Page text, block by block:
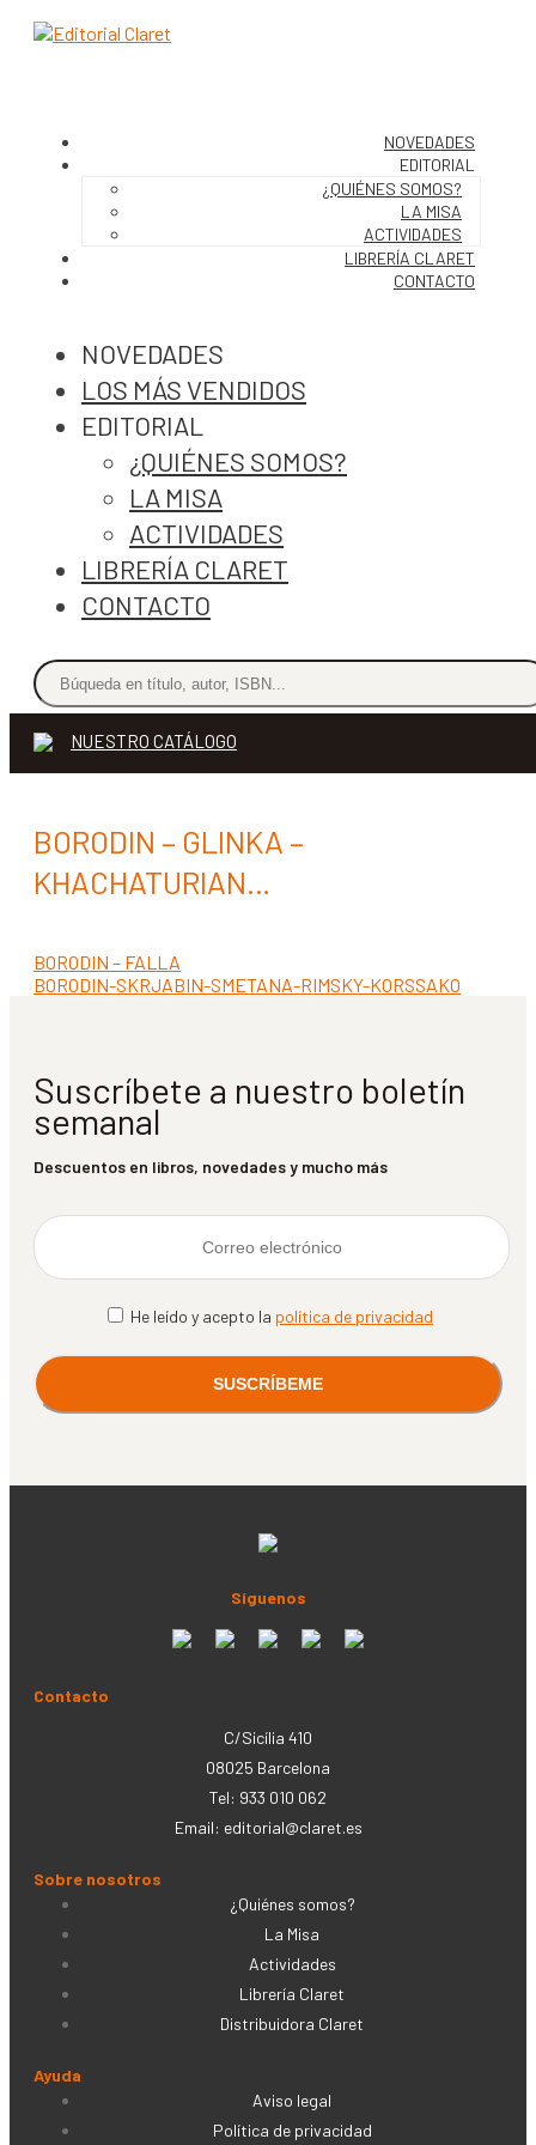
NOVEDADES
EDITORIAL
¿QUIÉNES SOMOS?
LA MISA
ACTIVIDADES
LIBRERÍA CLARET
CONTACTO
NOVEDADES
LOS MÁS VENDIDOS
EDITORIAL
¿QUIÉNES SOMOS?
LA MISA
ACTIVIDADES
LIBRERÍA CLARET
CONTACTO
NUESTRO CATÁLOGO
BORODIN – GLINKA –
KHACHATURIAN…
Navegación
de
Anterior:
BORODIN – FALLA
Siguiente:
BORODIN-SKRJABIN-SMETANA-RIMSKY-KORSSAKO
Suscríbete a nuestro boletín
semanal
Descuentos en libros, novedades y mucho más
He leído y acepto la política de privacidad
Síguenos
Contacto
C/Sicília 410
08025 Barcelona
Tel: 933 010 062
Email: editorial@claret.es
Sobre nosotros
¿Quiénes somos?
La Misa
Actividades
Librería Claret
Distribuidora Claret
Ayuda
Aviso legal
Política de privacidad